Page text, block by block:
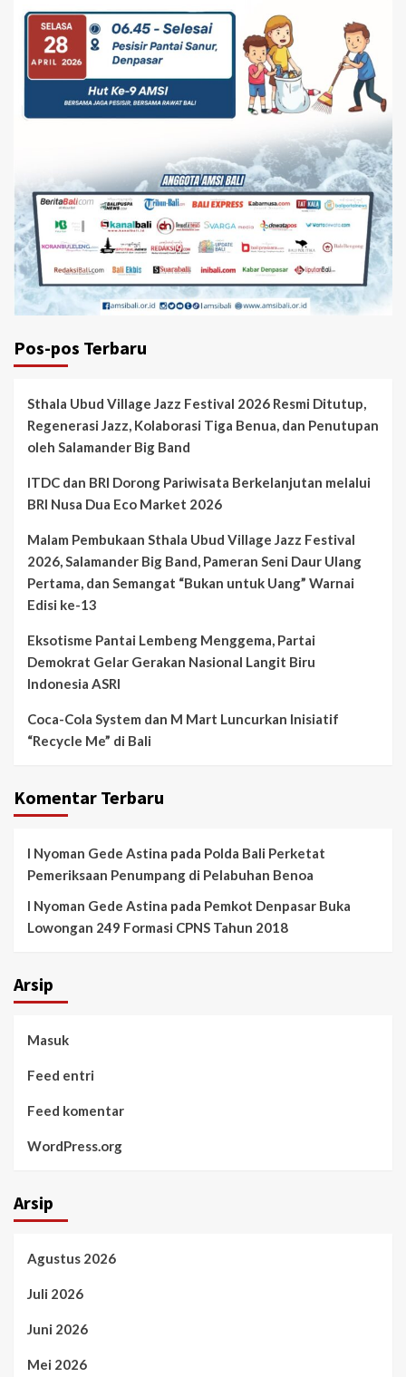
Pos-pos Terbaru
Sthala Ubud Village Jazz Festival 2026 Resmi Ditutup,
Regenerasi Jazz, Kolaborasi Tiga Benua, dan Penutupan
oleh Salamander Big Band
ITDC dan BRI Dorong Pariwisata Berkelanjutan melalui
BRI Nusa Dua Eco Market 2026
Malam Pembukaan Sthala Ubud Village Jazz Festival
2026, Salamander Big Band, Pameran Seni Daur Ulang
Pertama, dan Semangat “Bukan untuk Uang” Warnai
Edisi ke-13
Eksotisme Pantai Lembeng Menggema, Partai
Demokrat Gelar Gerakan Nasional Langit Biru
Indonesia ASRI
Coca-Cola System dan M Mart Luncurkan Inisiatif
“Recycle Me” di Bali
Komentar Terbaru
I Nyoman Gede Astina pada Polda Bali Perketat
Pemeriksaan Penumpang di Pelabuhan Benoa
I Nyoman Gede Astina pada Pemkot Denpasar Buka
Lowongan 249 Formasi CPNS Tahun 2018
Arsip
Masuk
Feed entri
Feed komentar
WordPress.org
Arsip
Agustus 2026
Juli 2026
Juni 2026
Mei 2026